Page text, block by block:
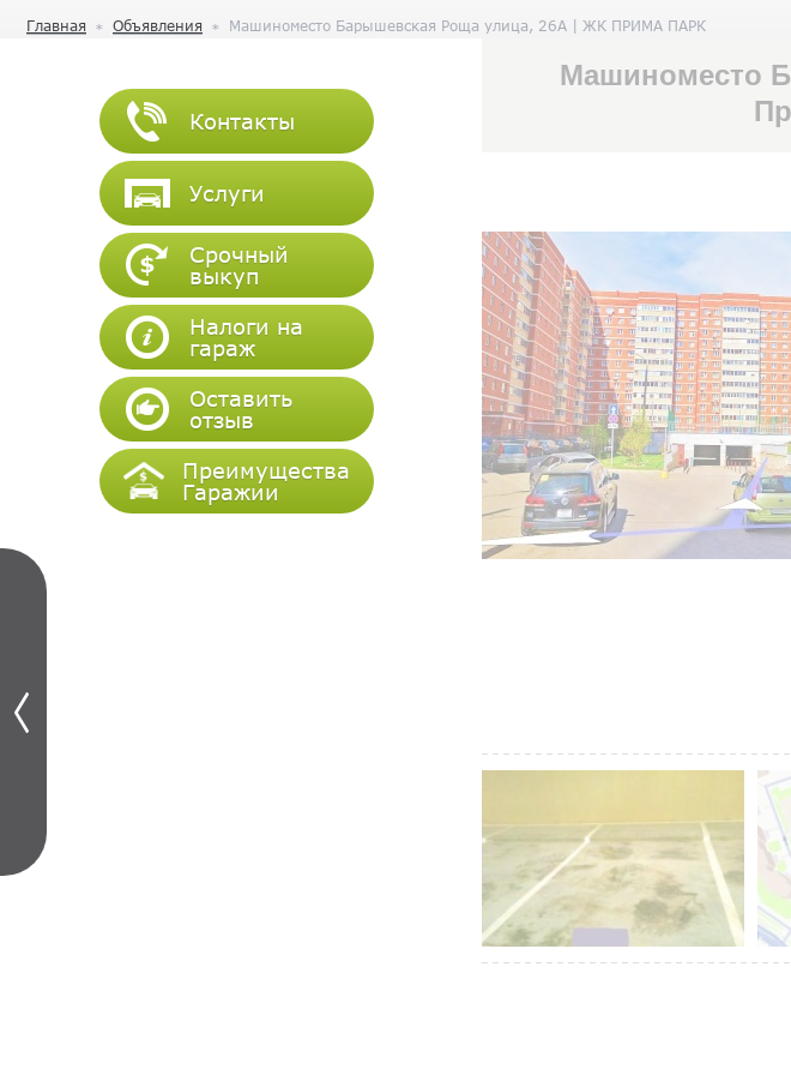
Главная Объявления Машиноместо Барышевская Роща улица, 26А | ЖК ПРИМА ПАРК
Контакты
Услуги
Срочный
выкуп
Налоги на
гараж
Оставить
отзыв
Преимущества
Гаражии
Машиноместо